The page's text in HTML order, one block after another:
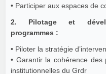
• Participer aux espaces de
2. Pilotage et
programmes :
• Piloter la stratégie
• Garantir la cohérence
institutionnelles du Grdr